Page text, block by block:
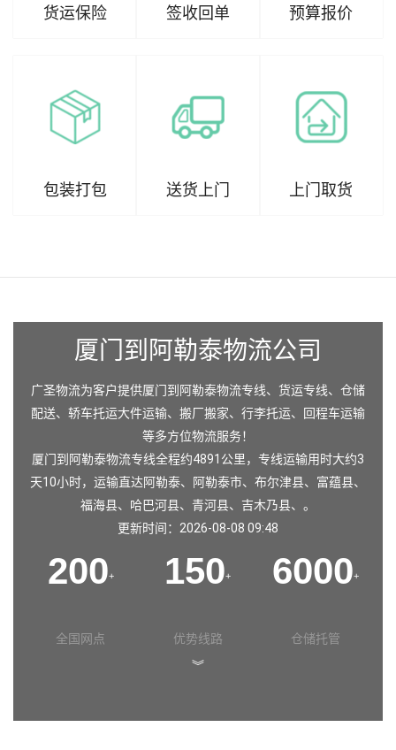
货运保险 签收回单 预算报价
包装打包 送货上门 上门取货
厦门到阿勒泰物流公司
广圣物流为客户提供厦门到阿勒泰物流专线、货运专线、仓储
配送、轿车托运大件运输、搬厂搬家、行李托运、回程车运输
等多方位物流服务！
厦门到阿勒泰物流专线全程约4891公里，专线运输用时大约3
天10小时，运输直达阿勒泰、 阿勒泰市、 布尔津县、 富蕴县、
福海县、 哈巴河县、 青河县、 吉木乃县、。
更新时间：2026-08-08 09:48
200+
全国网点
150+
优势线路
6000+
仓储托管
︾